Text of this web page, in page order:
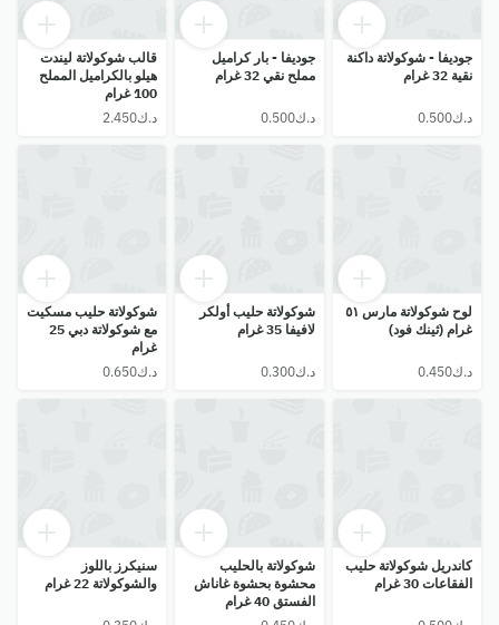
جوديفا - شوكولاتة داكنة
نقية 32 غرام
جوديفا - بار كراميل
مملح نقي 32 غرام
⁦د.ك0.500⁩
قالب شوكولاتة ليندت
هيلو بالكراميل المملح
100 غرام
لوح شوكولاتة مارس ٥١
غرام (ثينك فود)
شوكولاتة حليب أولكر
لافيفا 35 غرام
⁦د.ك0.300⁩
شوكولاتة حليب مسكيت
مع شوكولاتة دبي 25
غرام
كاندريل شوكولاتة حليب
الفقاعات 30 غرام
شوكولاتة بالحليب
محشوة بحشوة غاناش
الفستق 40 غرام
سنيكرز باللوز
والشوكولاتة 22 غرام